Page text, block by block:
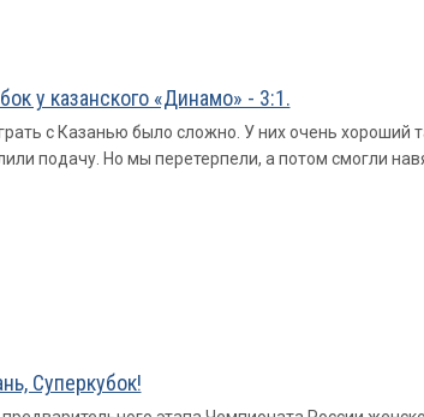
у казанского «Динамо» - 3:1.
с Казанью было сложно. У них очень хороший
подачу. Но мы перетерпели, а потом смогли
Суперкубок!